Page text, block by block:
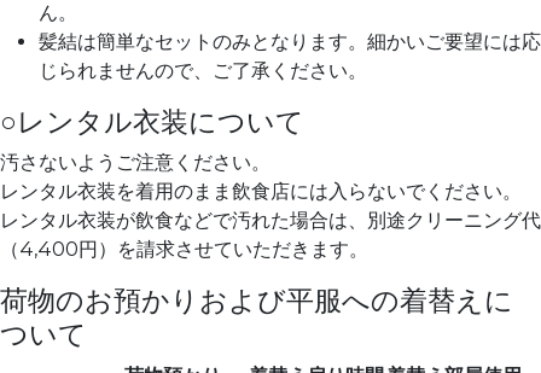
ん。
髪結は簡単なセットのみとなります。細かいご要望には応
じられませんので、ご了承ください。
○レンタル衣装について
汚さないようご注意ください。
レンタル衣装を着用のまま飲食店には入らないでください。
レンタル衣装が飲食などで汚れた場合は、別途クリーニング代
（4,400円）を請求させていただきます。
荷物のお預かりおよび平服への着替えに
ついて